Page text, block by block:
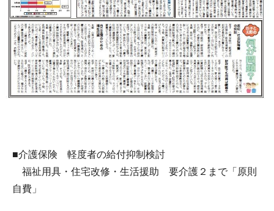
■介護保険 軽度者の給付抑制検討
福祉用具・住宅改修・生活援助 要介護２まで「原則
自費」